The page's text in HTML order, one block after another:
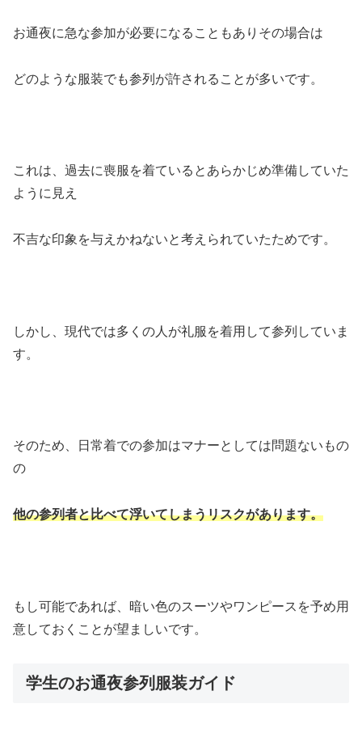
お通夜に急な参加が必要になることもありその場合は
どのような服装でも参列が許されることが多いです。
これは、過去に喪服を着ているとあらかじめ準備していた
ように見え
不吉な印象を与えかねないと考えられていたためです。
しかし、現代では多くの人が礼服を着用して参列していま
す。
そのため、日常着での参加はマナーとしては問題ないもの
の
他の参列者と比べて浮いてしまうリスクがあります。
もし可能であれば、暗い色のスーツやワンピースを予め用
意しておくことが望ましいです。
学生のお通夜参列服装ガイド